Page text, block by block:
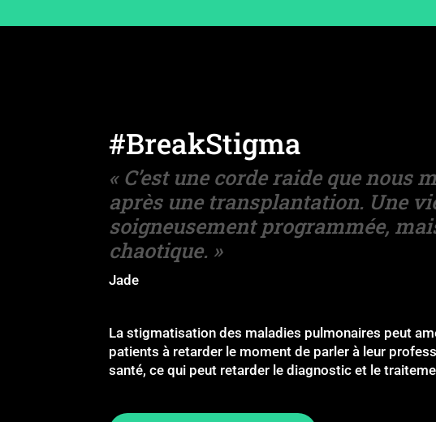
#BreakStigma
« C’est une corde raide que nous
après une transplantation. Une
soigneusement programmée,
chaotique. »
Jade
La stigmatisation des maladies pulmonaires peut
patients à retarder le moment de parler à leur
santé, ce qui peut retarder le diagnostic et le